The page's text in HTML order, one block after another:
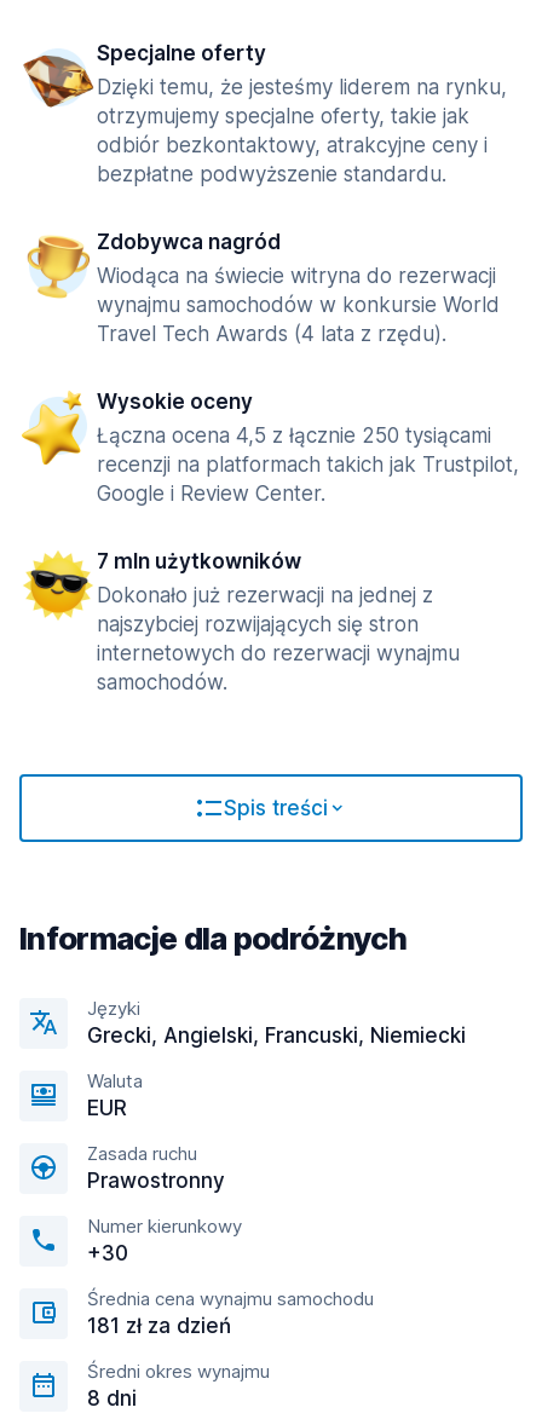
Specjalne oferty
Dzięki temu, że jesteśmy liderem na rynku,
otrzymujemy specjalne oferty, takie jak
odbiór bezkontaktowy, atrakcyjne ceny i
bezpłatne podwyższenie standardu.
Zdobywca nagród
Wiodąca na świecie witryna do rezerwacji
wynajmu samochodów w konkursie World
Travel Tech Awards (4 lata z rzędu).
Wysokie oceny
Łączna ocena 4,5 z łącznie 250 tysiącami
recenzji na platformach takich jak Trustpilot,
Google i Review Center.
7 mln użytkowników
Dokonało już rezerwacji na jednej z
najszybciej rozwijających się stron
internetowych do rezerwacji wynajmu
samochodów.
Spis treści
Informacje dla podróżnych
Języki
Grecki, Angielski, Francuski, Niemiecki
Waluta
EUR
Zasada ruchu
Prawostronny
Numer kierunkowy
+30
Średnia cena wynajmu samochodu
181 zł za dzień
Średni okres wynajmu
8 dni